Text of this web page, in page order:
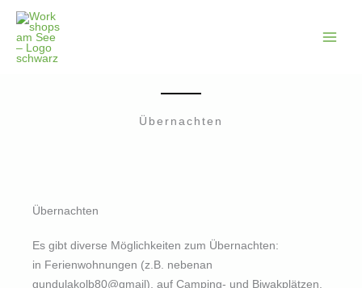
Zum
Inhalt
springen
Übernachten
Übernachten
Es gibt diverse Möglichkeiten zum Übernachten:
in Ferienwohnungen (z.B. nebenan
gundulakolb80@gmail), auf Camping- und Biwakplätzen.